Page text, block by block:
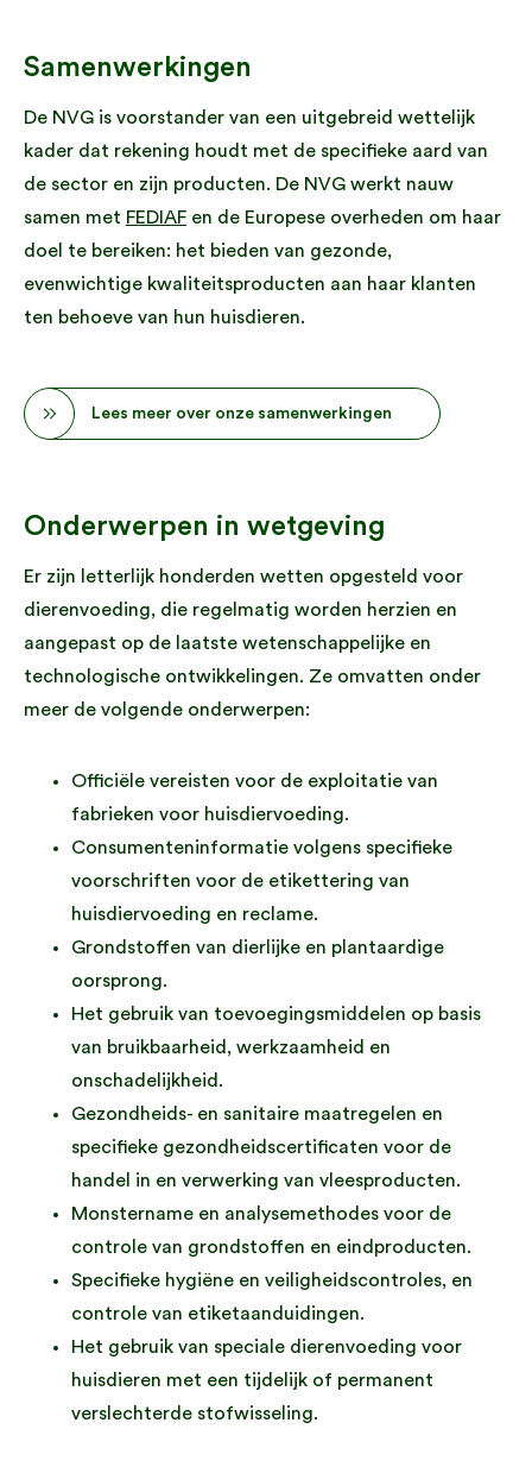
Samenwerkingen
De NVG is voorstander van een uitgebreid wettelijk
kader dat rekening houdt met de specifieke aard van
de sector en zijn producten. De NVG werkt nauw
samen met FEDIAF en de Europese overheden om haar
doel te bereiken: het bieden van gezonde,
evenwichtige kwaliteitsproducten aan haar klanten
ten behoeve van hun huisdieren.
Lees meer over onze samenwerkingen
Onderwerpen in wetgeving
Er zijn letterlijk honderden wetten opgesteld voor
dierenvoeding, die regelmatig worden herzien en
aangepast op de laatste wetenschappelijke en
technologische ontwikkelingen. Ze omvatten onder
meer de volgende onderwerpen:
Officiële vereisten voor de exploitatie van
fabrieken voor huisdiervoeding.
Consumenteninformatie volgens specifieke
voorschriften voor de etikettering van
huisdiervoeding en reclame.
Grondstoffen van dierlijke en plantaardige
oorsprong.
Het gebruik van toevoegingsmiddelen op basis
van bruikbaarheid, werkzaamheid en
onschadelijkheid.
Gezondheids- en sanitaire maatregelen en
specifieke gezondheidscertificaten voor de
handel in en verwerking van vleesproducten.
Monstername en analysemethodes voor de
controle van grondstoffen en eindproducten.
Specifieke hygiëne en veiligheidscontroles, en
controle van etiketaanduidingen.
Het gebruik van speciale dierenvoeding voor
huisdieren met een tijdelijk of permanent
verslechterde stofwisseling.